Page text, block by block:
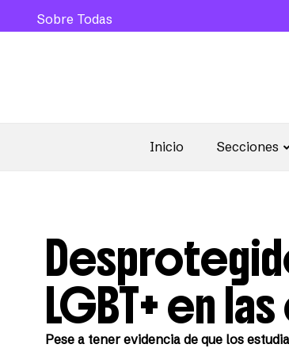
Inicio Secciones
Sobre Todas
LGBT+ en
Pese a tener evidencia de que los